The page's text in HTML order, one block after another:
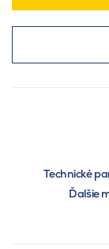
Technické
Ďalšie